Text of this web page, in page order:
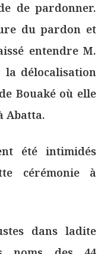
de pardonner.
du pardon et
entendre M.
délocalisation
Bouaké où elle
Abatta.
été intimidés
cérémonie à
dans ladite